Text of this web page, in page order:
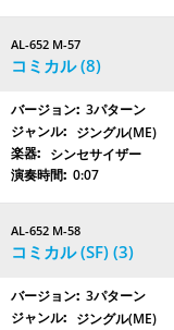
AL-652 M-57
コミカル (8)
3パターン
ジングル(ME)
シンセサイザー
0:07
AL-652 M-58
コミカル (SF) (3)
3パターン
ジングル(ME)